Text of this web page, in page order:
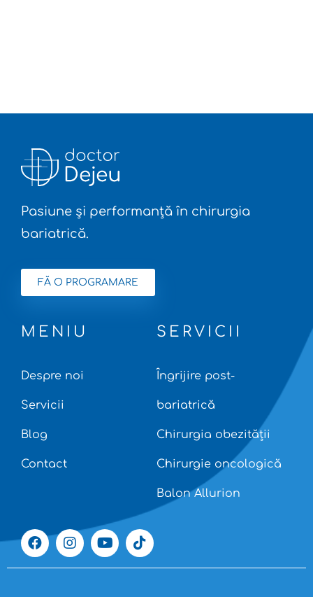
Pasiune și performanță în chirurgia
bariatrică.
FĂ O PROGRAMARE
MENIU
Despre noi
Servicii
Blog
Contact
SERVICII
Îngrijire post-
bariatrică
Chirurgia obezității
Chirurgie oncologică
Balon Allurion